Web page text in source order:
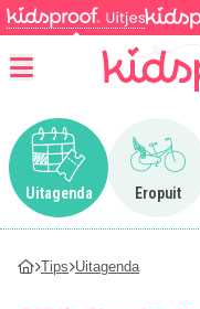
Uitagenda
Ga naar Uitagenda
Eropuit
Ga
Tips Uitagenda